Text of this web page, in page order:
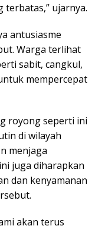
terbatas,” ujarnya.
antusiasme
Warga terlihat
sabit, cangkul,
mempercepat
royong seperti ini
di wilayah
menjaga
juga diharapkan
dan kenyamanan
akan terus